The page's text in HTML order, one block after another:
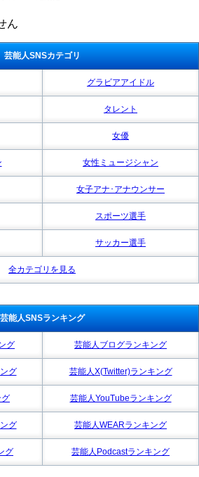
ん
芸能人SNSカテゴリ
グラビアアイドル
タレント
女優
女性ミュージシャン
女子アナ･アナウンサー
スポーツ選手
サッカー選手
全カテゴリを見る
芸能人SNSランキング
グ 芸能人ブログランキング
グ 芸能人X(Twitter)ランキング
芸能人YouTubeランキング
グ 芸能人WEARランキング
グ 芸能人Podcastランキング